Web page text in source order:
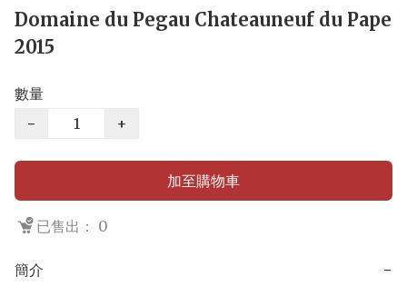
Domaine du Pegau Chateauneuf du Pape
2015
數量
−
+
加至購物車
已售出： 0
簡介 −